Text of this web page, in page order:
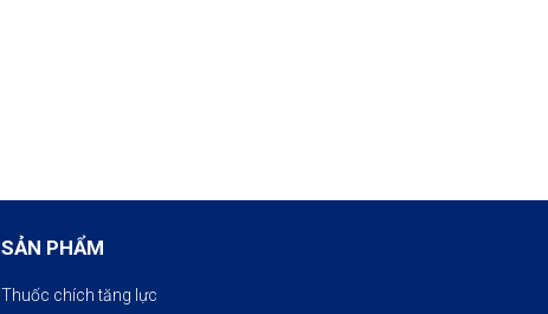
SẢN PHẨM
Thuốc chích tăng lực